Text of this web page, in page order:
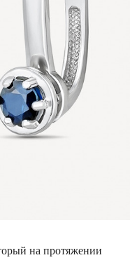
на протяжении